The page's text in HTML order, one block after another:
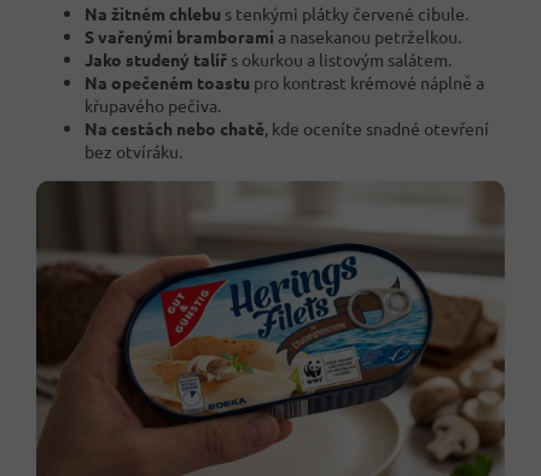
Na žitném chlebu s tenkými plátky červené cibule.
S vařenými bramborami a nasekanou petrželkou.
Jako studený talíř s okurkou a listovým salátem.
Na opečeném toastu pro kontrast krémové náplně a
křupavého pečiva.
Na cestách nebo chatě , kde oceníte snadné otevření
bez otvíráku.